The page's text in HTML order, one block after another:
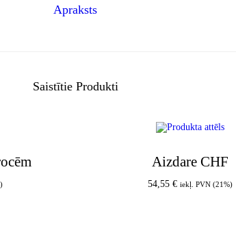
Apraksts
Saistītie Produkti
Aizdare CHF
54,55 € iekļ. PVN (21%)